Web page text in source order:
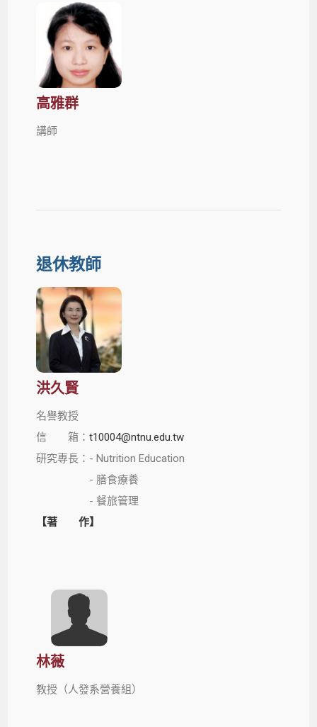
高雅群
講師
退休教師
洪久賢
名譽教授
信 箱：t10004@ntnu.edu.tw
研究專長：- Nutrition Education
- 膳食療養
- 餐旅管理
【著 作】
林薇
教授（人發系營養組）